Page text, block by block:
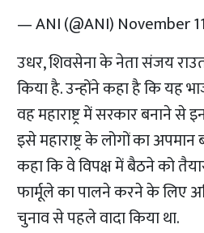
— ANI (@ANI) November
उधर, शिवसेना के नेता संजय राउत
किया है. उन्होंने कहा है कि यह
वह महाराष्ट्र में सरकार बनाने से
इसे महाराष्ट्र के लोगों का
कहा कि वे विपक्ष में बैठने को
फार्मूले का पालने करने के लिए
चुनाव से पहले वादा किया था.